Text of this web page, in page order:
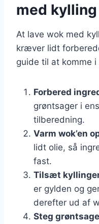
med
At lave wok med
kræver lidt
guide til at komme i
Forbered
grøntsager i
tilberedning.
Varm wok’en
lidt olie, så
fast.
Tilsæt
er gylden og
derefter ud af
Steg